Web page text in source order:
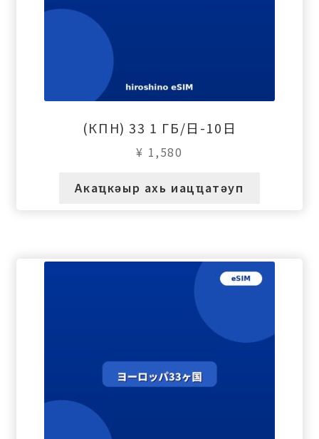
(КПН) 33 1 ГБ/日-10日
¥ 1,580
Акаҵкәыр ахь иацҵатәуп